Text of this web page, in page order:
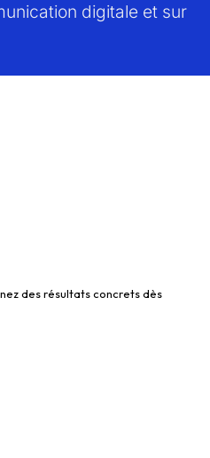
digitale et sur
des résultats concrets dès